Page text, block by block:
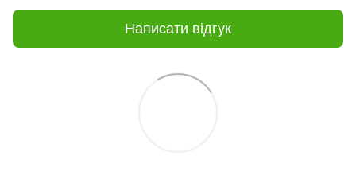
Написати відгук